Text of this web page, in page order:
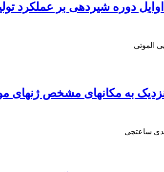
دوره شیردهی بر عملکرد
الموتی
نزدیک به مکانهای مشخص
ساعتچی